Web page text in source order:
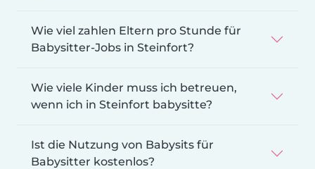
Wie viel zahlen Eltern pro Stunde für
Babysitter-Jobs in Steinfort?
Wie viele Kinder muss ich betreuen,
wenn ich in Steinfort babysitte?
Ist die Nutzung von Babysits für
Babysitter kostenlos?